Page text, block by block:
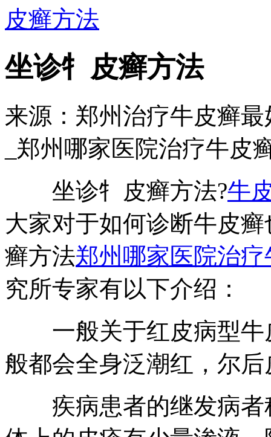
皮癣方法
坐诊牜皮癣方法
来源：郑州治疗牛皮癣
_郑州哪家医院治疗牛皮
坐诊牜皮癣方法?牛
大家对于如何诊断牛皮
癣方法郑州哪家医院治
究所专家有以下介绍：
一般关于红皮病型牛
般都会全身泛潮红，尔
疾病患者的继发病者